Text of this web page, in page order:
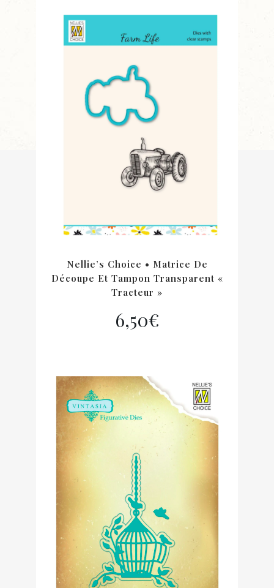
Nellie’s Choice • Matrice De
Découpe Et Tampon Transparent «
Tracteur »
6,50€